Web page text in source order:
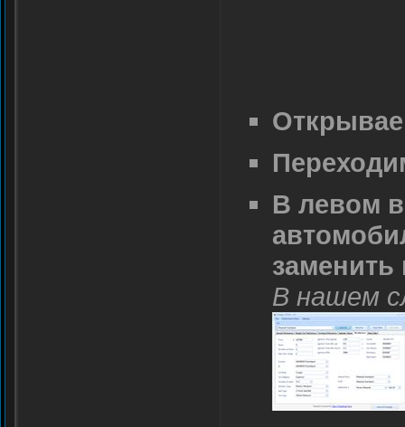
В левом
В нашем